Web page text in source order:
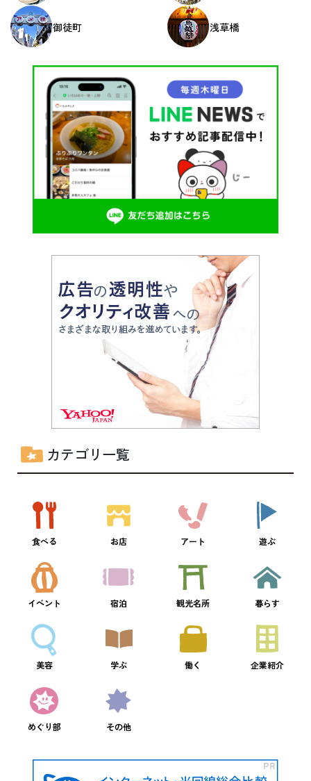
御徒町 浅草橋
カテゴリ一覧
食べる お店 アート 遊ぶ
イベント 宿泊 観光名所 暮らす
美容 学ぶ 働く 企業紹介
めぐり部 その他